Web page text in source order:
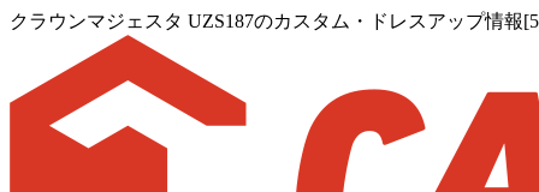
クラウンマジェスタ UZS187のカスタム・ドレスアップ情報